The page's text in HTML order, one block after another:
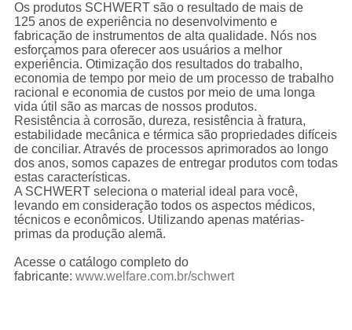
Os produtos SCHWERT são o resultado de mais de
125 anos de experiência no desenvolvimento e
fabricação de instrumentos de alta qualidade. Nós nos
esforçamos para oferecer aos usuários a melhor
experiência. Otimização dos resultados do trabalho,
economia de tempo por meio de um processo de trabalho
racional e economia de custos por meio de uma longa
vida útil são as marcas de nossos produtos.
Resistência à corrosão, dureza, resistência à fratura,
estabilidade mecânica e térmica são propriedades difíceis
de conciliar. Através de processos aprimorados ao longo
dos anos, somos capazes de entregar produtos com todas
estas características.
A SCHWERT seleciona o material ideal para você,
levando em consideração todos os aspectos médicos,
técnicos e econômicos. Utilizando apenas matérias-
primas da produção alemã.
Acesse o catálogo completo do
fabricante: www.welfare.com.br/schwert